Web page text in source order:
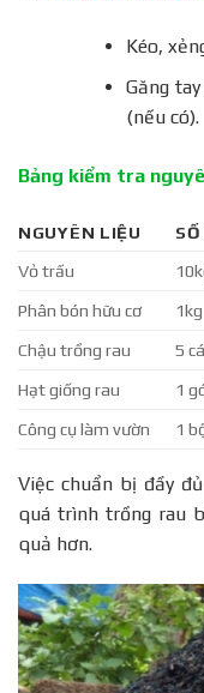
Kéo,
Găng
(nếu có).
Bảng kiểm tra
NGUYÊN LIỆU
Vỏ trấu
Phân bón hữu cơ 1kg
Chậu trồng rau 5
Hạt giống rau 1
Công cụ làm vườn 1
Việc chuẩn bị đầy
quá trình trồng rau
quả hơn.